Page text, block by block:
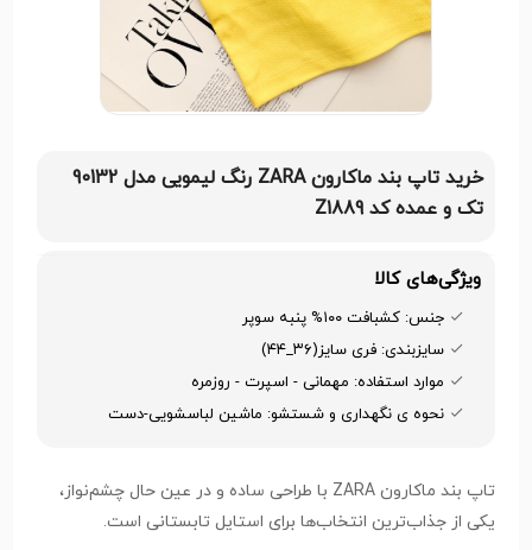
خرید تاپ بند ماکارون ZARA رنگ لیمویی مدل 90132
تک و عمده کد Z1889
ویژگی‌های کالا
جنس: کشبافت ۱۰۰% پنبه سوپر
سایزبندی: فری سایز(۳۶_۴۴)
موارد استفاده: مهمانی - اسپرت - روزمره
نحوه ی نگهداری و شستشو: ماشین لباسشویی-دست
تاپ بند ماکارون ZARA با طراحی ساده و در عین حال چشم‌نواز،
یکی از جذاب‌ترین انتخاب‌ها برای استایل تابستانی است.